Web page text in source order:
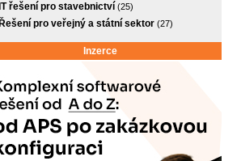
IT řešení pro stavebnictví(25)
pro veřejný a státní sektor(27)
Inzerce